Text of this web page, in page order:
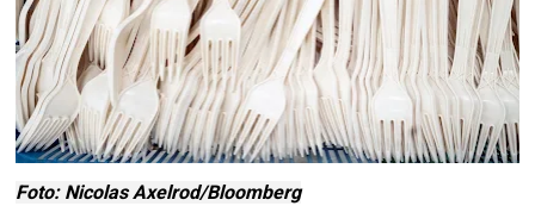
Foto: Nicolas Axelrod/Bloomberg